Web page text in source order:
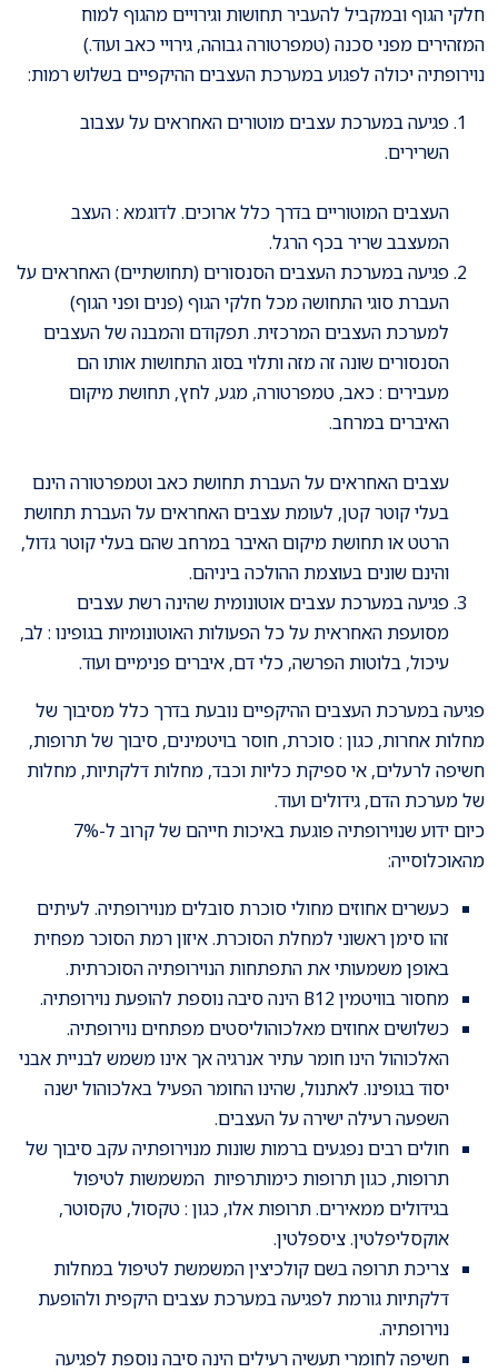
חלקי הגוף ובמקביל להעביר תחושות וגירויים מהגוף למוח
המזהירים מפני סכנה (טמפרטורה גבוהה, גירויי כאב ועוד.)
נוירופתיה יכולה לפגוע במערכת העצבים ההיקפיים בשלוש רמות:
פגיעה במערכת עצבים מוטורים האחראים על עצבוב
השרירים.
העצבים המוטוריים בדרך כלל ארוכים. לדוגמא : העצב
המעצבב שריר בכף הרגל.
פגיעה במערכת העצבים הסנסורים (תחושתיים) האחראים על
העברת סוגי התחושה מכל חלקי הגוף (פנים ופני הגוף)
למערכת העצבים המרכזית. תפקודם והמבנה של העצבים
הסנסורים שונה זה מזה ותלוי בסוג התחושות אותו הם
מעבירים : כאב, טמפרטורה, מגע, לחץ, תחושת מיקום
האיברים במרחב.
עצבים האחראים על העברת תחושת כאב וטמפרטורה הינם
בעלי קוטר קטן, לעומת עצבים האחראים על העברת תחושת
הרטט או תחושת מיקום האיבר במרחב שהם בעלי קוטר גדול,
והינם שונים בעוצמת ההולכה ביניהם.
פגיעה במערכת עצבים אוטונומית שהינה רשת עצבים
מסועפת האחראית על כל הפעולות האוטונומיות בגופינו : לב,
עיכול, בלוטות הפרשה, כלי דם, איברים פנימיים ועוד.
פגיעה במערכת העצבים ההיקפיים נובעת בדרך כלל מסיבוך של
מחלות אחרות, כגון : סוכרת, חוסר בויטמינים, סיבוך של תרופות,
חשיפה לרעלים, אי ספיקת כליות וכבד, מחלות דלקתיות, מחלות
של מערכת הדם, גידולים ועוד.
כיום ידוע שנוירופתיה פוגעת באיכות חייהם של קרוב ל-7%
מהאוכלוסייה:
כעשרים אחוזים מחולי סוכרת סובלים מנוירופתיה. לעיתים
זהו סימן ראשוני למחלת הסוכרת. איזון רמת הסוכר מפחית
באופן משמעותי את התפתחות הנוירופתיה הסוכרתית.
מחסור בוויטמין B12 הינה סיבה נוספת להופעת נוירופתיה.
כשלושים אחוזים מאלכוהוליסטים מפתחים נוירופתיה.
האלכוהול הינו חומר עתיר אנרגיה אך אינו משמש לבניית אבני
יסוד בגופינו. לאתנול, שהינו החומר הפעיל באלכוהול ישנה
השפעה רעילה ישירה על העצבים.
חולים רבים נפגעים ברמות שונות מנוירופתיה עקב סיבוך של
תרופות, כגון תרופות כימותרפיות המשמשות לטיפול
בגידולים ממאירים. תרופות אלו, כגון : טקסול, טקסוטר,
אוקסליפלטין. ציספלטין.
צריכת תרופה בשם קולכיצין המשמשת לטיפול במחלות
דלקתיות גורמת לפגיעה במערכת עצבים היקפית ולהופעת
נוירופתיה.
חשיפה לחומרי תעשיה רעילים הינה סיבה נוספת לפגיעה